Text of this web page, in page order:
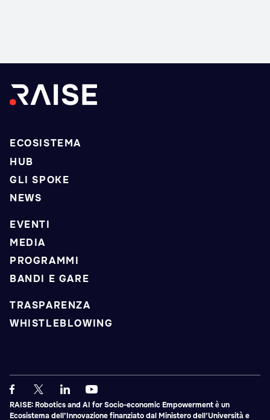
ECOSISTEMA
HUB
GLI SPOKE
NEWS
EVENTI
MEDIA
PROGRAMMI
BANDI E GARE
TRASPARENZA
WHISTLEBLOWING
RAISE: Robotics and AI for Socio-economic Empowerment è un
Ecosistema dell’Innovazione finanziato dal Ministero dell’Università e